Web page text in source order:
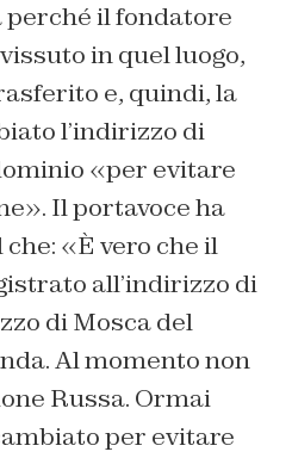
il fondatore
in quel luogo,
e, quindi, la
l’indirizzo di
«per evitare
Il portavoce ha
«È vero che il
all’indirizzo di
di Mosca del
Al momento non
Russa. Ormai
per evitare